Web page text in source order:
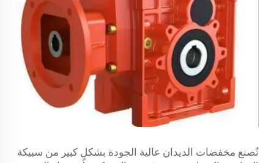
تُصنع مخفضات الديدان عالية الجودة بشكلٍ كبير من سبيكة